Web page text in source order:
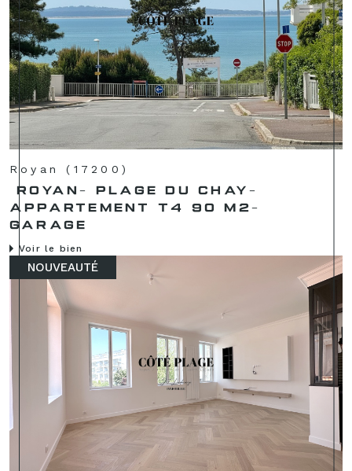
Royan (17200)
ROYAN- PLAGE DU CHAY-
APPARTEMENT T4 90 M2-
GARAGE
Voir le bien
NOUVEAUTÉ